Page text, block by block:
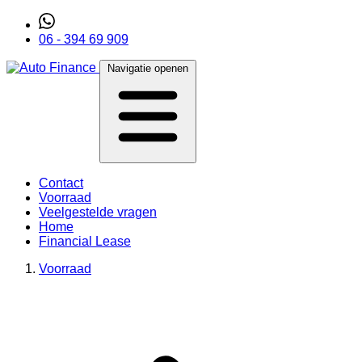
06 - 394 69 909
Navigatie openen
Contact
Voorraad
Veelgestelde vragen
Home
Financial Lease
Voorraad